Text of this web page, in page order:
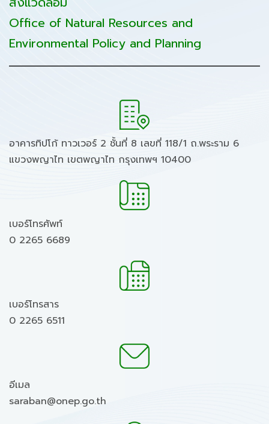
Office of Natural Resources and
Environmental Policy and Planning
อาคารทิปโก้ ทาวเวอร์ 2 ชั้นที่ 8 เลขที่ 118/1 ถ.พระราม 6
แขวงพญาไท เขตพญาไท กรุงเทพฯ 10400
เบอร์โทรศัพท์
0 2265 6689
เบอร์โทรสาร
0 2265 6511
อีเมล
saraban@onep.go.th